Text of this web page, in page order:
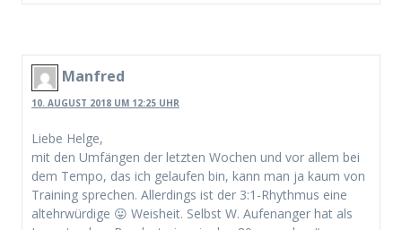
Manfred
10. AUGUST 2018 UM 12:25 UHR
Liebe Helge,
mit den Umfängen der letzten Wochen und vor allem bei
dem Tempo, das ich gelaufen bin, kann man ja kaum von
Training sprechen. Allerdings ist der 3:1-Rhythmus eine
altehrwürdige 😛 Weisheit. Selbst W. Aufenanger hat als